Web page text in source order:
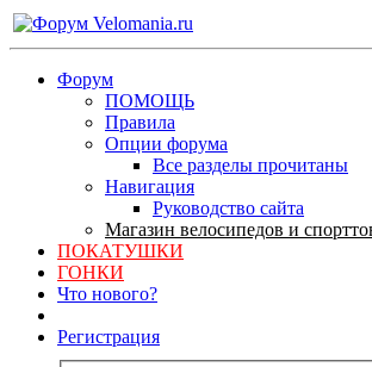
Форум
ПОМОЩЬ
Правила
Опции форума
Все разделы прочитаны
Навигация
Руководство сайта
Магазин велосипедов и
ПОКАТУШКИ
ГОНКИ
Что нового?
Регистрация